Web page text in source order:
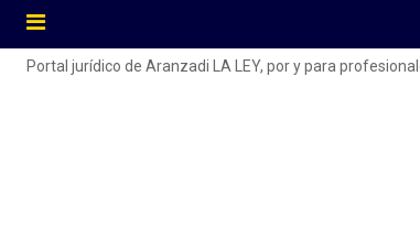
Portal jurídico de Aranzadi LA LEY, por y para